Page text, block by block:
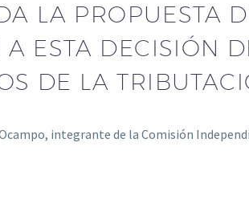
LA PROPUESTA
ESTA DECISIÓN
DE LA
integrante de la Comisión